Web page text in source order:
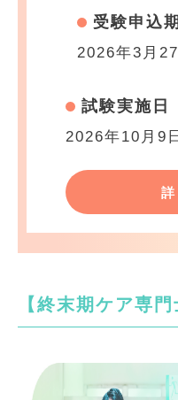
受験申込
2026年3月
試験実施日
2026年10月9
【終末期ケア専